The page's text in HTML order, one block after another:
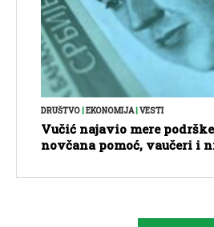
DRUŠTVO|EKONOMIJA|VESTI
Vučić najavio mere
novčana pomoć, vaučeri i